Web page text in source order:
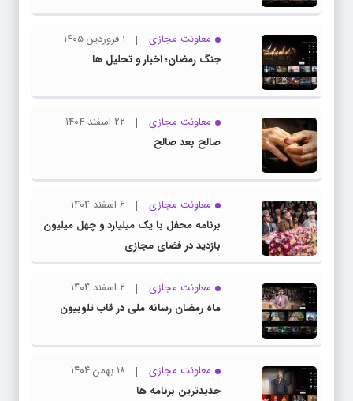
معاونت مجازی
۱ فروردین ۱۴۰۵
جنگ رمضان؛ اخبار و تحلیل ها
معاونت مجازی
۲۲ اسفند ۱۴۰۴
صالح بعد صالح
معاونت مجازی
۶ اسفند ۱۴۰۴
برنامه محفل با یک میلیارد و چهل میلیون
بازدید در فضای مجازی
معاونت مجازی
۲ اسفند ۱۴۰۴
ماه رمضان رسانه ملی در قاب تلوبیون
معاونت مجازی
۱۸ بهمن ۱۴۰۴
جدیدترین برنامه ها